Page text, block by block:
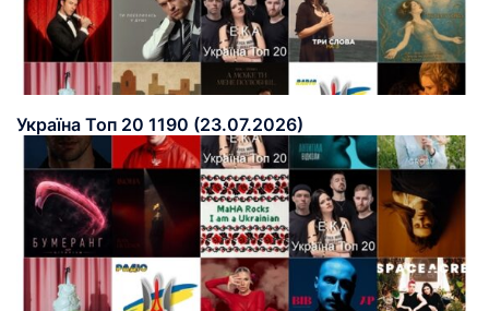
Україна Топ 20 1190 (23.07.2026)